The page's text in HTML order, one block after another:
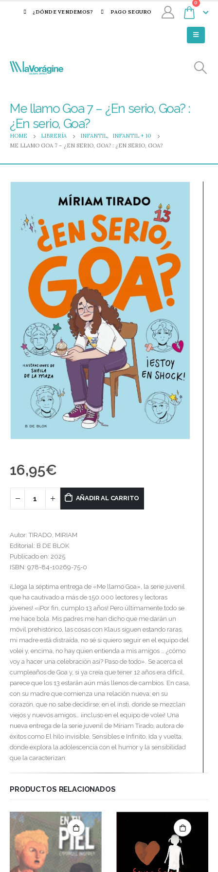
¿DÓNDE VENDEMOS? PAGO SEGURO
0
Me llamo Goa 7 – ¿En serio, Goa? :
¿En serio, Goa?
HOME LIBRERÍA INFANTIL,
INFANTIL + 10
ME LLAMO GOA 7 – ¿EN SERIO, GOA? : ¿EN SERIO, GOA?
16,95€
AÑADIR AL CARRITO
Autor: TIRADO, MIRIAM
Editorial: B DE BLOK
Publicado en: 2025
ISBN: 978-84-10269-75-0
¡Llega la séptima entrega de «Me llamo Goa», la serie juvenil
que ha cautivado a más de 150.000 lectores y lectoras
jóvenes! «¡Por fin, cumplo 13 años! Pero últimamente todo se
me hace bola. Mis padres me han dicho que me darán un
móvil prehistórico, las cosas con Klaus siguen estando raras,
mi madre está distraída, no sé si quiero seguir en el equipo del
volei y, encima, no hay quien entienda a mis amigos … ¿cómo
voy a hacer una celebración así? Paso de todo». Se acerca el
cumpleaños de Goa y, si ya creía que tener 12 años era difícil,
parece que los 13 estarán aún más llenos de cambios. En casa,
con su madre que comienza una relación nueva; en su
corazón, que no sabe decidirse; en el insti, donde se mezclan
viejos y nuevos amigos… ¡incluso en el equipo de volei! Una
nueva entrega de la serie juvenil de Míriam Tirado, autora de
éxitos como El hilo invisible, Sensibles e Infinito. Ida y vuelta,
donde explora la adolescencia con el humor y la sensibilidad
que la caracterizan.
PRODUCTOS RELACIONADOS